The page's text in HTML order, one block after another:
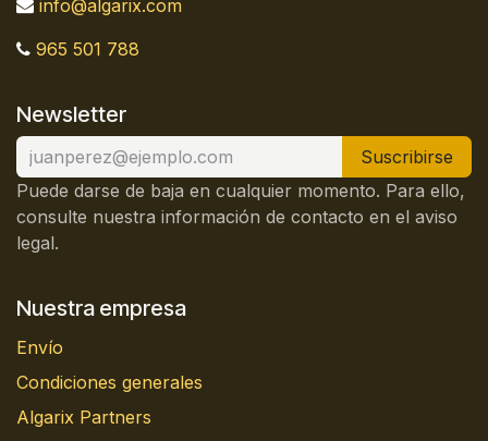
info@algarix.com
965 501 788
Newsletter
Suscribirse
Puede darse de baja en cualquier momento. Para ello,
consulte nuestra información de contacto en el aviso
legal.
Nuestra empresa
Envío
Condiciones generales
Algarix Partners